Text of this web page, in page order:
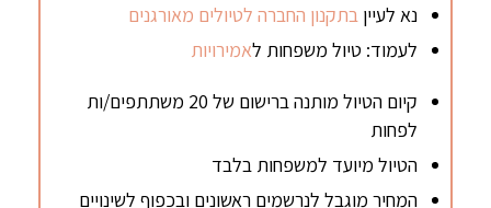
נא לעייןבתקנון החברה לטיולים מאורגנים
לעמוד: טיול משפחות לאמירויות
קיום הטיול מותנה ברישום של 20 משתתפים/ות
לפחות
הטיול מיועד למשפחות בלבד
המחיר מוגבל לנרשמים ראשונים ובכפוף לשינויים